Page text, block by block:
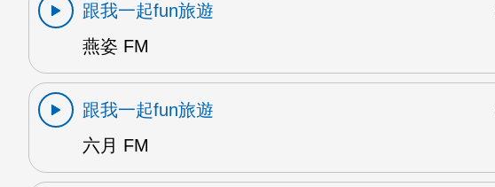
跟我一起fun旅遊
燕姿 FM
跟我一起fun旅遊
六月 FM